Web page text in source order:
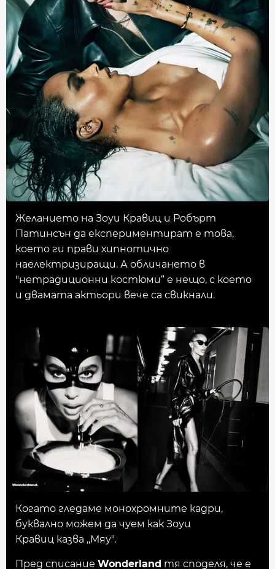
Желанието на Зоуи Кравиц и Робърт
Патинсън да експериментират е това,
което ги прави хипнотично
наелектризиращи. А обличането в
"нетрадиционни костюми“ е нещо, с което
и двамата актьори вече са свикнали.
Когато гледаме монохромните кадри,
буквално можем да чуем как Зоуи
Кравиц казва ,,Мяу".
Пред списание Wonderland тя споделя, че е